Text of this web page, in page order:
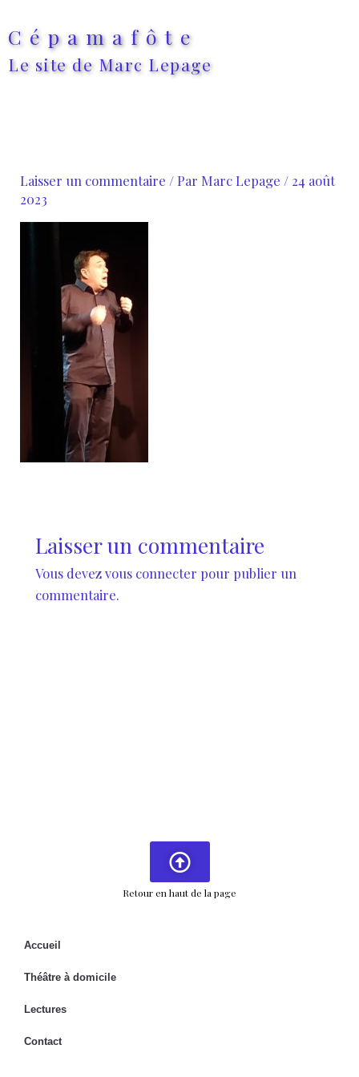
au
contenu
Cépamafôte
Le site de Marc Lepage
Laisser un commentaire / Par Marc Lepage / 24 août
2023
Laisser un commentaire
Vous devezvous connecter pour publier un
commentaire.
Retour en haut de la page
Accueil
Théâtre à domicile
Lectures
Contact